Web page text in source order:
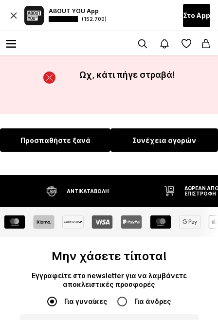
ABOUT YOU App
(152.700) Στο Αpp
Ωχ, κάτι πήγε στραβά!
Προσπαθήστε ξανά Συνέχεια αγορών
ΑΝΤΙΚΑΤΑΒΟΛΉ
ΔΩΡΕΆΝ
ΕΠΙΣΤΡΟΦΉ
Μην χάσετε τίποτα!
Εγγραφείτε στο newsletter για να λαμβάνετε
αποκλειστικές προσφορές
Για γυναίκες Για άνδρες